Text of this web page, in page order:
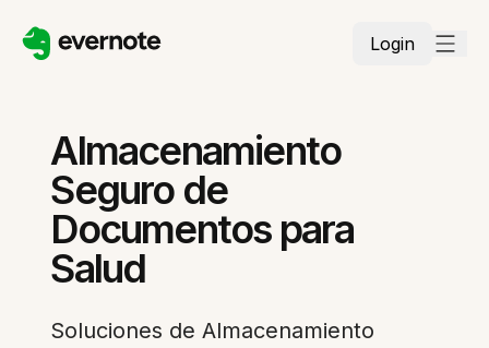
Login
Almacenamiento
Seguro de
Documentos para
Salud
Soluciones de Almacenamiento